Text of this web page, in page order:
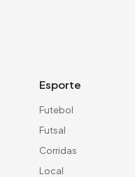
Esporte
Futebol
Futsal
Corridas
Local